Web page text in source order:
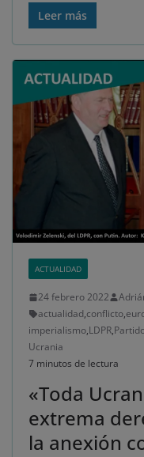
Leer más
ACTUALIDAD
24 febrero 2022
actualidad,conflicto,
imperialismo,LDPR,
Ucrania
7 minutos de lectura
«Toda
extrema
la anexión